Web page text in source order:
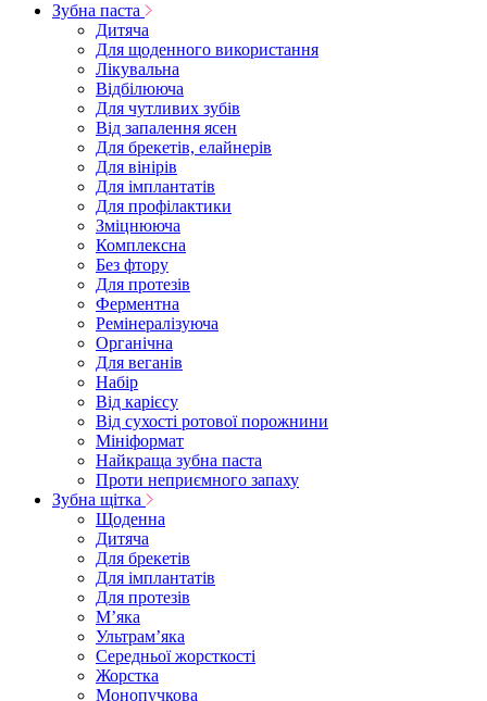
Зубна паста
Дитяча
Для щоденного використання
Лікувальна
Відбілююча
Для чутливих зубів
Від запалення ясен
Для брекетів, елайнерів
Для вінірів
Для імплантатів
Для профілактики
Зміцнююча
Комплексна
Без фтору
Для протезів
Ферментна
Ремінералізуюча
Органічна
Для веганів
Набір
Від карієсу
Від сухості ротової порожнини
Мініформат
Найкраща зубна паста
Проти неприємного запаху
Зубна щітка
Щоденна
Дитяча
Для брекетів
Для імплантатів
Для протезів
Мʼяка
Ультрамʼяка
Середньої жорсткості
Жорстка
Монопучкова